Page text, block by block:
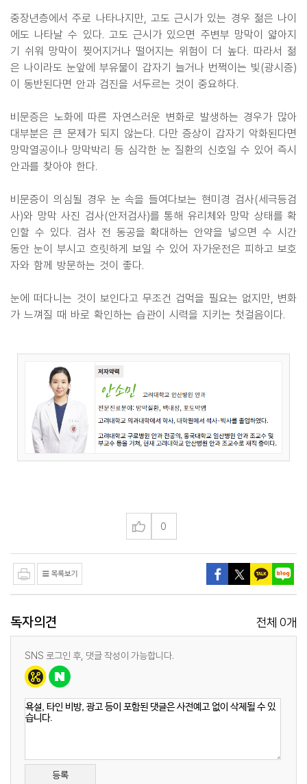
중장년층에서 주로 나타나지만, 고도 근시가 있는 경우 젊은 나이
에도 나타날 수 있다. 고도 근시가 있으면 주변부 망막이 얇아지
기 쉬워 망막이 찢어지거나 떨어지는 위험이 더 높다. 따라서 젊
은 나이라도 눈앞에 부유물이 갑자기 늘거나 번쩍이는 빛(광시증)
이 동반된다면 안과 검진을 서두르는 것이 중요하다.
비문증은 노화에 따른 자연스러운 변화로 발생하는 경우가 많아
대부분은 큰 문제가 되지 않는다. 다만 증상이 갑자기 악화된다면
망막열공이나 망막박리 등 심각한 눈 질환의 신호일 수 있어 즉시
안과를 찾아야 한다.
비문증이 의심될 경우 눈 속을 들여다보는 현미경 검사(세극등검
사)와 망막 사진 검사(안저검사)를 통해 유리체와 망막 상태를 확
인할 수 있다. 검사 전 동공을 확대하는 안약을 넣으면 수 시간
동안 눈이 부시고 흐릿하게 보일 수 있어 자가운전은 피하고 보호
자와 함께 방문하는 것이 좋다.
눈에 떠다니는 것이 보인다고 무조건 겁먹을 필요는 없지만, 변화
가 느껴질 때 바로 확인하는 습관이 시력을 지키는 첫걸음이다.
0
독자의견 전체 0개
SNS 로그인 후, 댓글 작성이 가능합니다.
등록